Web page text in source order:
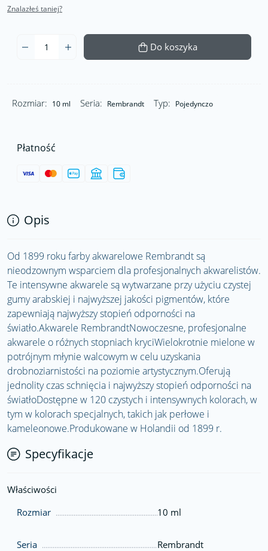
Znalazłeś taniej?
Do koszyka
Rozmiar: 10 ml Seria: Rembrandt Typ: Pojedynczo
Płatność
Opis
Od 1899 roku farby akwarelowe Rembrandt są
nieodzownym wsparciem dla profesjonalnych akwarelistów.
Te intensywne akwarele są wytwarzane przy użyciu czystej
gumy arabskiej i najwyższej jakości pigmentów, które
zapewniają najwyższy stopień odporności na
światło.Akwarele RembrandtNowoczesne, profesjonalne
akwarele o różnych stopniach kryciWielokrotnie mielone w
potrójnym młynie walcowym w celu uzyskania
drobnoziarnistości na poziomie artystycznym.Oferują
jednolity czas schnięcia i najwyższy stopień odporności na
światłoDostępne w 120 czystych i intensywnych kolorach, w
tym w kolorach specjalnych, takich jak perłowe i
kameleonowe.Produkowane w Holandii od 1899 r.
Specyfikacje
Właściwości
Rozmiar
10 ml
Seria Rembrandt